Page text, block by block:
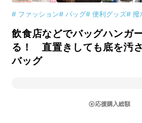
# ファッション# バッグ# 便利グッズ# 撥
飲食店などでバッグハンガ
る！ 直置きしても底を汚
バッグ
応援購入総額